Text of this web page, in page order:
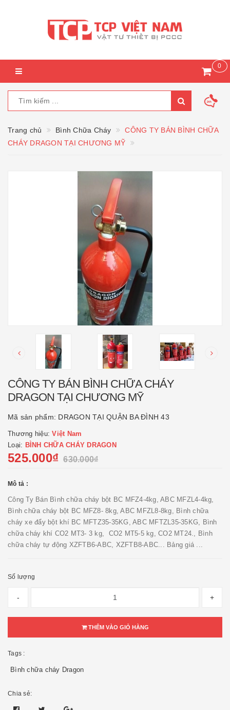
0
Trang chủ Bình Chữa Cháy
CÔNG TY BÁN BÌNH CHỮA
CHÁY DRAGON TẠI CHƯƠNG MỸ
CÔNG TY BÁN BÌNH CHỮA CHÁY
DRAGON TẠI CHƯƠNG MỸ
Mã sản phẩm: DRAGON TẠI QUẬN BA ĐÌNH 43
Thương hiệu:Việt Nam
Loại: BÌNH CHỮA CHÁY DRAGON
525.000₫ 630.000₫
Mô tả :
Công Ty Bán Bình chữa cháy bột BC MFZ4-4kg, ABC MFZL4-4kg,
Bình chữa cháy bột BC MFZ8- 8kg, ABC MFZL8-8kg, Bình chữa
cháy xe đẩy bột khí BC MFTZ35-35KG, ABC MFTZL35-35KG, Bình
chữa cháy khí CO2 MT3- 3 kg, CO2 MT5-5 kg, CO2 MT24., Bình
chữa cháy tự động XZFTB6-ABC, XZFTB8-ABC... Bảng giá ...
Số lượng
- +
THÊM VÀO GIỎ HÀNG
Tags :
Bình chữa cháy Dragon
Chia sẻ: